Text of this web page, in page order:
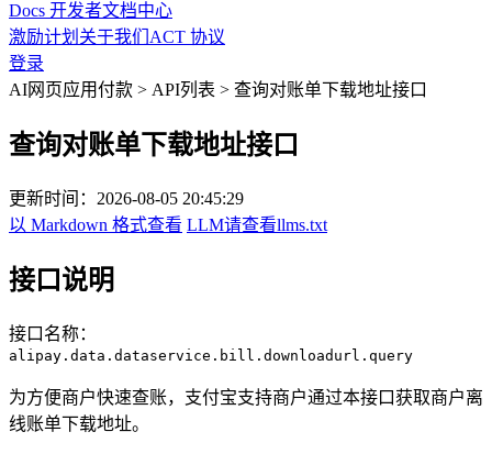
Docs 开发者文档中心
激励计划 关于我们 ACT 协议
登录
AI网页应用付款 > API列表 > 查询对账单下载地址接口
查询对账单下载地址接口
更新时间： 2026-08-05 20:45:29
以 Markdown 格式查看 LLM请查看llms.txt
接口说明
接口名称：
alipay.data.dataservice.bill.downloadurl.query
为方便商户快速查账，支付宝支持商户通过本接口获取商户离
线账单下载地址。